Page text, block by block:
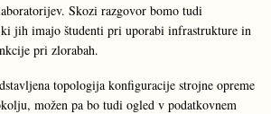
Skozi razgovor bomo tudi
jih imajo študenti pri uporabi infrastrukture in
pri zlorabah.
topologija konfiguracije strojne opreme
možen pa bo tudi ogled v podatkovnem